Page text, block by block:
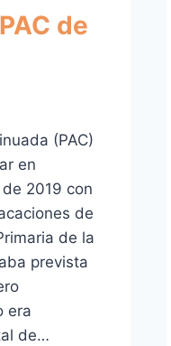
de
(PAC)
en
2019 con
de
de la
prevista
era
de…